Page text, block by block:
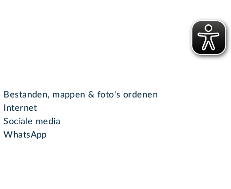
Bestanden, mappen & foto's ordenen
Internet
Sociale media
WhatsApp